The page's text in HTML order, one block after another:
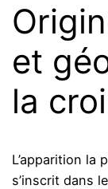
et
la
L’apparition la
s’inscrit dans